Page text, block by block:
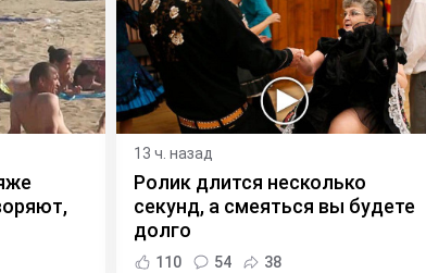
13 ч. назад
Ролик длится несколько
секунд, а смеяться вы будете
долго
110 54 38